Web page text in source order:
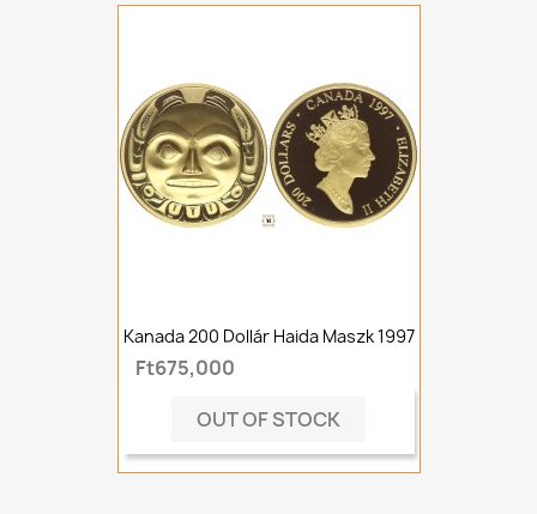
Kanada 200 Dollár Haida Maszk 1997
Ft675,000
OUT OF STOCK